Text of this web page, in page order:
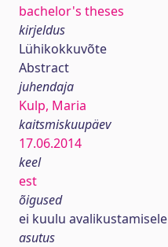
bachelor's theses
kirjeldus
Lühikokkuvõte
Abstract
juhendaja
Kulp, Maria
kaitsmiskuupäev
17.06.2014
keel
est
õigused
ei kuulu avalikustamisele
asutus